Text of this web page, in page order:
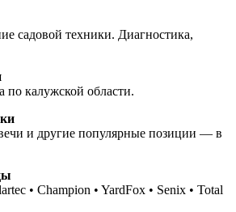
садовой техники. Диагностика,
по калужской области.
и другие популярные позиции — в
• Champion • YardFox • Senix • Total